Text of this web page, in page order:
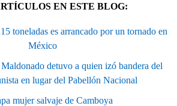
EN ESTE BLOG:
toneladas es arrancado por un tornado en
México
detuvo a quien izó bandera del
en lugar del Pabellón Nacional
mujer salvaje de Camboya